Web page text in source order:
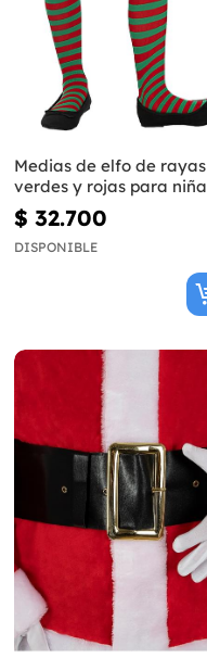
Medias de elfo de rayas
verdes y rojas para niña
$ 32.700
DISPONIBLE